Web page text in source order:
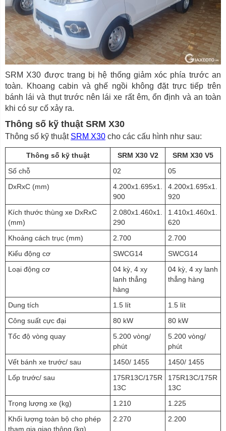
SRM X30 được trang bị hệ thống giảm xóc phía trước an
toàn. Khoang cabin và ghế ngồi không đặt trực tiếp trên
bánh lái và thụt trước nên lái xe rất êm, ổn định và an toàn
khi có sự cố xảy ra.
Thông số kỹ thuật SRM X30
Thông số kỹ thuật SRM X30 cho các cấu hình như sau:
Thông số kỹ thuật SRM X30 V2
SRM X30 V5
Số chỗ
02
05
DxRxC (mm)
4.200x1.695x1.
900
4.200x1.695x1.
920
Kích thước thùng xe DxRxC
(mm)
2.080x1.460x1.
290
1.410x1.460x1.
620
Khoảng cách trục (mm)
2.700
2.700
Kiểu động cơ
SWCG14
SWCG14
Loại động cơ
04 kỳ, 4 xy
lanh thẳng
hàng
04 kỳ, 4 xy lanh
thẳng hàng
Dung tích 1.5 lít
1.5 lít
Công suất cực đại
80 kW
80 kW
Tốc độ vòng quay
5.200 vòng/
phút
5.200 vòng/
phút
Vết bánh xe trước/ sau
1450/ 1455
1450/ 1455
Lốp trước/ sau
175R13C/175R
13C
175R13C/175R
13C
Trọng lượng xe (kg)
1.210
1.225
Khối lượng toàn bộ cho phép
tham gia giao thông (kg)
2.270 2.200